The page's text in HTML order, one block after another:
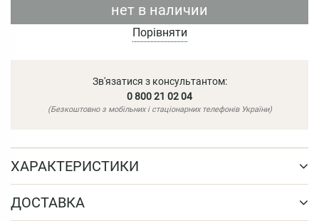
нет в наличии
Порівняти
Зв'язатися з консультантом:
0 800 21 02 04
(Безкоштовно з мобільних і стаціонарних телефонів України)
ХАРАКТЕРИСТИКИ
ДОСТАВКА